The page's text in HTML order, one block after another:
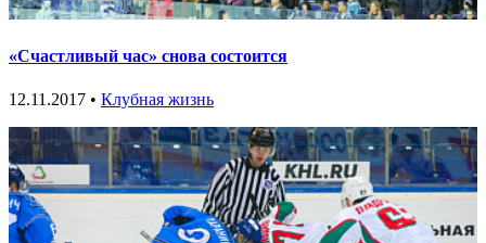
«Счастливый час» снова состоится
12.11.2017 • Клубная жизнь